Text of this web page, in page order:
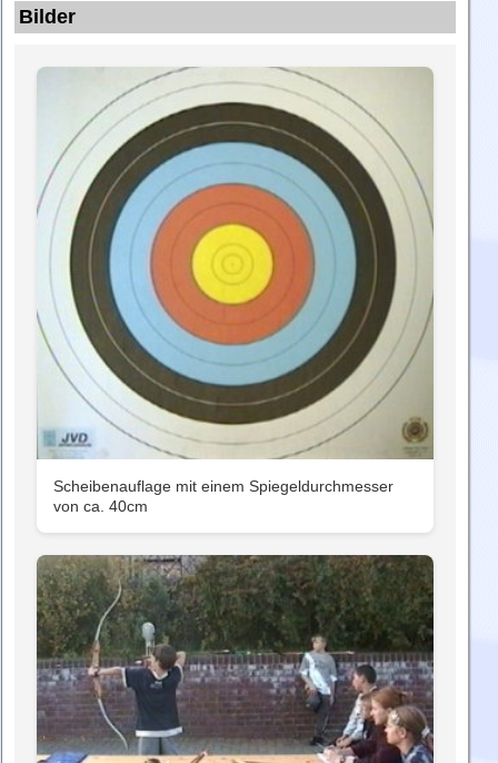
Bilder
Scheibenauflage mit einem Spiegeldurchmesser
von ca. 40cm